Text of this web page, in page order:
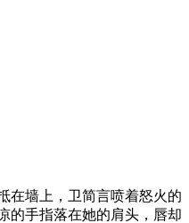
墙上，卫简言喷着怒火的
的手指落在她的肩头，唇却